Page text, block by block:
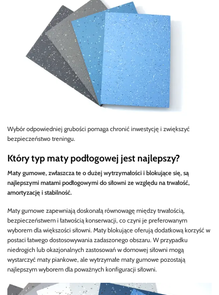
Wybór odpowiedniej grubości pomaga chronić inwestycję i zwiększyć
bezpieczeństwo treningu.
Który typ maty podłogowej jest najlepszy?
Maty gumowe, zwłaszcza te o dużej wytrzymałości i blokujące się, są
najlepszymi matami podłogowymi do siłowni ze względu na trwałość,
amortyzację i stabilność.
Maty gumowe zapewniają doskonałą równowagę między trwałością,
bezpieczeństwem i łatwością konserwacji, co czyni je preferowanym
wyborem dla większości siłowni. Maty blokujące oferują dodatkową korzyść w
postaci łatwego dostosowywania zadaszonego obszaru. W przypadku
niedrogich lub okazjonalnych zastosowań w domowej siłowni mogą
wystarczyć maty piankowe, ale wytrzymałe maty gumowe pozostają
najlepszym wyborem dla poważnych konfiguracji siłowni.